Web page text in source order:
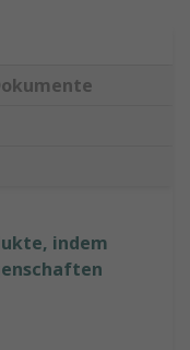
indem